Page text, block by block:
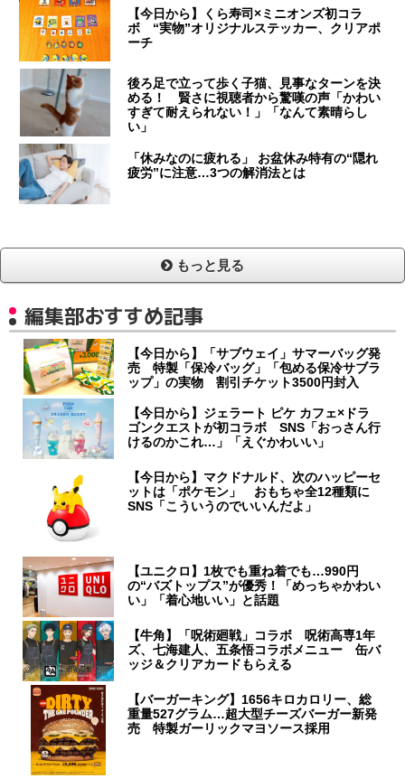
【今日から】くら寿司×ミニオンズ初コラ
ボ “実物”オリジナルステッカー、クリアポ
ーチ
後ろ足で立って歩く子猫、見事なターンを決
める！ 賢さに視聴者から驚嘆の声「かわい
すぎて耐えられない！」「なんて素晴らし
い」
「休みなのに疲れる」 お盆休み特有の“隠れ
疲労”に注意…3つの解消法とは
もっと見る
編集部おすすめ記事
【今日から】「サブウェイ」サマーバッグ発
売 特製「保冷バッグ」「包める保冷サブラ
ップ」の実物 割引チケット3500円封入
【今日から】ジェラート ピケ カフェ×ドラ
ゴンクエストが初コラボ SNS「おっさん行
けるのかこれ…」「えぐかわいい」
【今日から】マクドナルド、次のハッピーセ
ットは「ポケモン」 おもちゃ全12種類に
SNS「こういうのでいいんだよ」
【ユニクロ】1枚でも重ね着でも…990円
の“バズトップス”が優秀！「めっちゃかわい
い」「着心地いい」と話題
【牛角】「呪術廻戦」コラボ 呪術高専1年
ズ、七海建人、五条悟コラボメニュー 缶バ
ッジ＆クリアカードもらえる
【バーガーキング】1656キロカロリー、総
重量527グラム…超大型チーズバーガー新発
売 特製ガーリックマヨソース採用